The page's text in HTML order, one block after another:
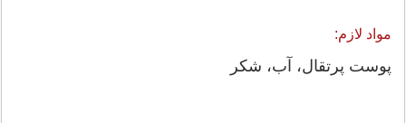
مواد لازم:
پوست پرتقال، آب، شکر